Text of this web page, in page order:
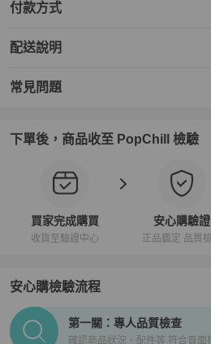
付款方式
配送說明
常見問題
下單後，商品收至 PopChill 檢驗
買家完成購買
收貨至驗證中心
安心購驗證
正品鑑定 品質
安心購檢驗流程
PopChill拍拍圈正品驗證、安心購
第一關：專人品質檢查
確認商品狀況、配件等 符合頁面